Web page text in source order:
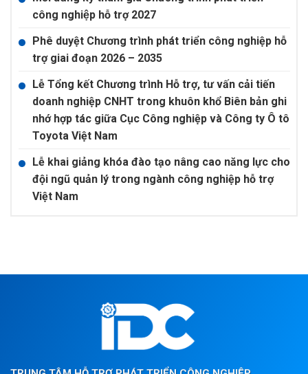
công nghiệp hỗ trợ 2027
Phê duyệt Chương trình phát triển công nghiệp hỗ
trợ giai đoạn 2026 – 2035
Lễ Tổng kết Chương trình Hỗ trợ, tư vấn cải tiến
doanh nghiệp CNHT trong khuôn khổ Biên bản ghi
nhớ hợp tác giữa Cục Công nghiệp và Công ty Ô tô
Toyota Việt Nam
Lễ khai giảng khóa đào tạo nâng cao năng lực cho
đội ngũ quản lý trong ngành công nghiệp hỗ trợ
Việt Nam